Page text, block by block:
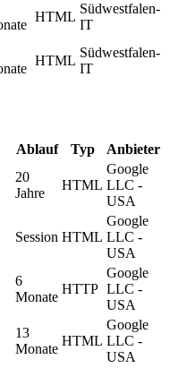
HTML
Südwestfalen-
IT
HTML
Südwestfalen-
IT
Ablauf Typ Anbieter
20
Jahre
HTML
Google
LLC -
USA
Session HTML
Google
LLC -
USA
6
Monate
HTTP
Google
LLC -
USA
13
Monate
HTML
Google
LLC -
USA